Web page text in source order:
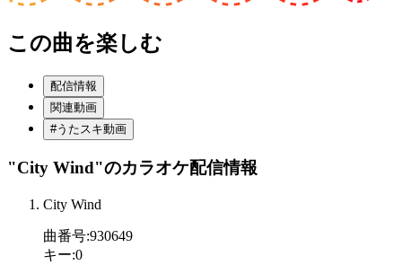
この曲を楽しむ
配信情報
関連動画
#うたスキ動画
"City Wind"のカラオケ配信情報
City Wind
曲番号:930649
キー:0